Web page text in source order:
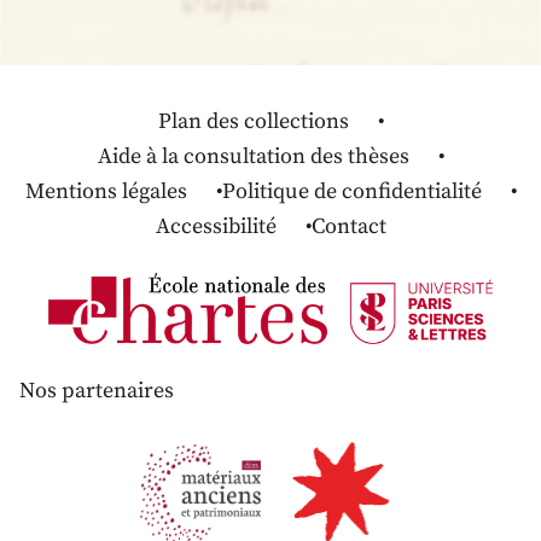
Plan des collections
Aide à la consultation des thèses
Mentions légales
Politique de confidentialité
Accessibilité
Contact
Nos partenaires